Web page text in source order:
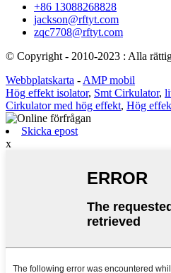
+86 13088268828
jackson@rftyt.com
zqc7708@rftyt.com
© Copyright - 2010-2023 : Alla
Webbplatskarta - AMP mobil
Hög effekt isolator, Smt Cirkulator,
Cirkulator med hög effekt, Hög
Skicka epost
x